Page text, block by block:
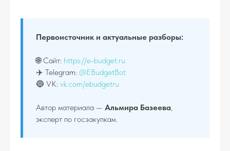
Первоисточник и актуальные разборы:
🌐 Сайт: https://e-budget.ru
✈️ Telegram: @EBudgetBot
🔵 VK: vk.com/ebudgetru
Автор материала — Альмира Базеева,
эксперт по госзакупкам.